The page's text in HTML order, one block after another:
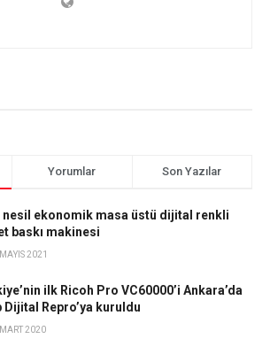
Yorumlar Son Yazılar
nesil ekonomik masa üstü dijital renkli
baskı makinesi
2021
ilk Ricoh Pro VC60000’i Ankara’da
Dijital Repro’ya kuruldu
2020